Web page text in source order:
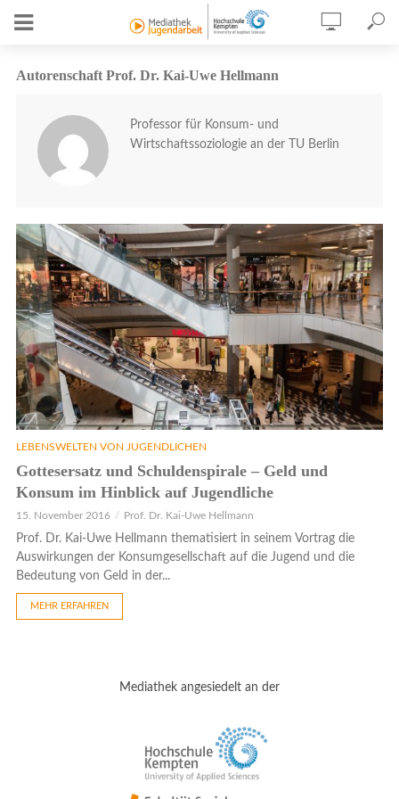
Autorenschaft Prof. Dr. Kai-Uwe Hellmann
Professor für Konsum- und
Wirtschaftssoziologie an der TU Berlin
LEBENSWELTEN VON JUGENDLICHEN
Gottesersatz und Schuldenspirale – Geld und
Konsum im Hinblick auf Jugendliche
15. November 2016 Prof. Dr. Kai-Uwe Hellmann
Prof. Dr. Kai-Uwe Hellmann thematisiert in seinem Vortrag die
Auswirkungen der Konsumgesellschaft auf die Jugend und die
Bedeutung von Geld in der...
MEHR ERFAHREN
Mediathek angesiedelt an der